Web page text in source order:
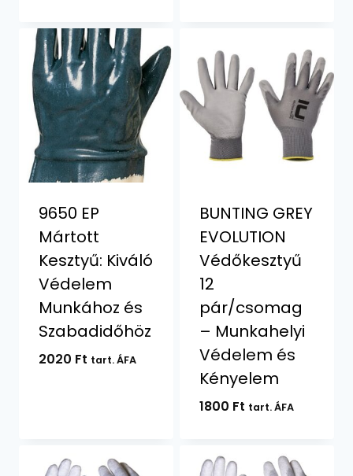
9650 EP
Mártott
Kesztyű: Kiváló
Védelem
Munkához és
Szabadidőhöz
2020 Ft tart. ÁFA
BUNTING GREY
EVOLUTION
Védőkesztyű
12
pár/csomag
– Munkahelyi
Védelem és
Kényelem
1800 Ft tart. ÁFA